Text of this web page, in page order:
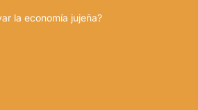
la economía jujeña?